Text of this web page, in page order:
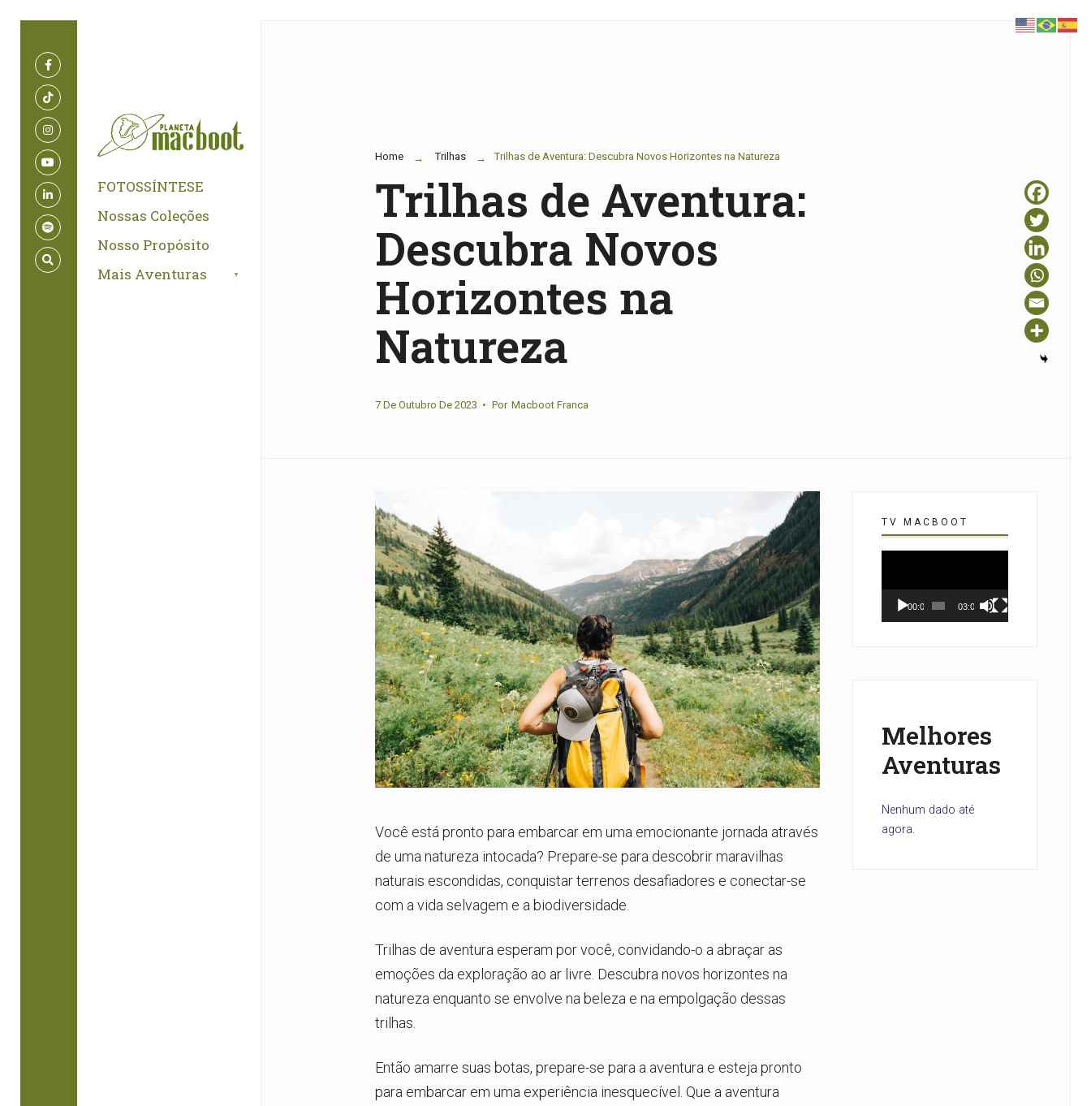
FOTOSSÍNTESE
Nossas Coleções
Nosso Propósito
Mais Aventuras
Home Trilhas Trilhas de Aventura: Descubra Novos Horizontes na Natureza
Trilhas de Aventura:
Descubra Novos
Horizontes na
Natureza
7 De Outubro De 2023 • Por Macboot Franca
Você está pronto para embarcar em uma emocionante jornada através
de uma natureza intocada? Prepare-se para descobrir maravilhas
naturais escondidas, conquistar terrenos desafiadores e conectar-se
com a vida selvagem e a biodiversidade.
Trilhas de aventura esperam por você, convidando-o a abraçar as
emoções da exploração ao ar livre. Descubra novos horizontes na
natureza enquanto se envolve na beleza e na empolgação dessas
trilhas.
Então amarre suas botas, prepare-se para a aventura e esteja pronto
para embarcar em uma experiência inesquecível. Que a aventura
TV MACBOOT
vídeo
00:00 03:07
Melhores
Aventuras
Nenhum dado até
agora.